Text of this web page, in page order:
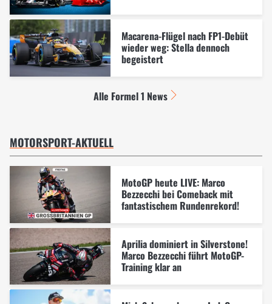
Macarena-Flügel nach FP1-Debüt
wieder weg: Stella dennoch
begeistert
Alle Formel 1 News
MOTORSPORT-AKTUELL
MotoGP heute LIVE: Marco
Bezzecchi bei Comeback mit
fantastischem Rundenrekord!
Aprilia dominiert in Silverstone!
Marco Bezzecchi führt MotoGP-
Training klar an